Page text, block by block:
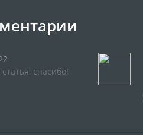
спасибо!